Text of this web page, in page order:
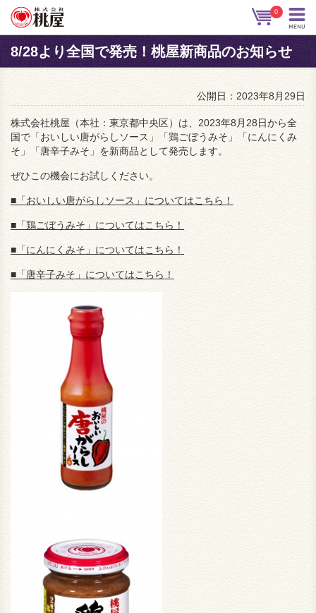
0
8/28より全国で発売！桃屋新商品のお知らせ
公開日：2023年8月29日
株式会社桃屋（本社：東京都中央区）は、 2023年8月28日から全
国で「おいしい唐がらしソース」「鶏ごぼうみそ」「にんにくみ
そ」「唐辛子みそ」を新商品として発売します。
ぜひこの機会にお試しください。
■「おいしい唐がらしソース」についてはこちら！
■「鶏ごぼうみそ」についてはこちら！
■「にんにくみそ」についてはこちら！
■「唐辛子みそ」についてはこちら！